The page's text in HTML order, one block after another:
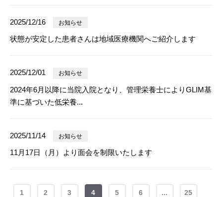
2025/12/16 お知らせ
状態が安定した患者さんは地域医療機関へご紹介します
2025/12/01 お知らせ
2024年6月以降に当院入院となり、管理栄養士によりGLIM基
準に基づいた低栄養...
2025/11/14 お知らせ
11月17日（月）より面会を制限いたします
1 2 3 4 5 6 ... 25